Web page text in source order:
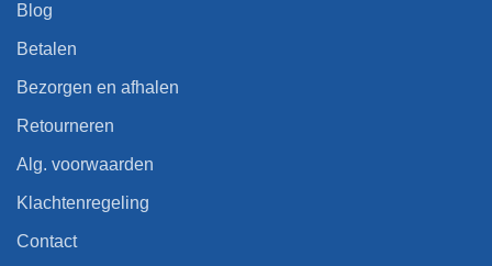
Blog
Betalen
Bezorgen en afhalen
Retourneren
Alg. voorwaarden
Klachtenregeling
Contact